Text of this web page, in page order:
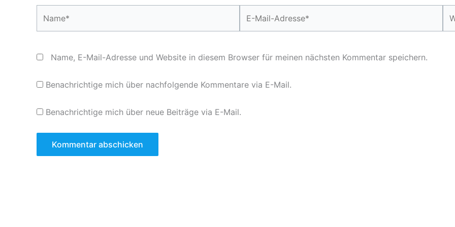
Mail-
Name, E-Mail-Adresse und Website in diesem Browser für meinen nächsten Kommentar speichern.
Benachrichtige mich über nachfolgende Kommentare via E-Mail.
Benachrichtige mich über neue Beiträge via E-Mail.